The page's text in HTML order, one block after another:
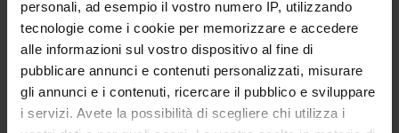
personali, ad esempio il vostro numero IP, utilizzando
tecnologie come i cookie per memorizzare e accedere
alle informazioni sul vostro dispositivo al fine di
pubblicare annunci e contenuti personalizzati, misurare
gli annunci e i contenuti, ricercare il pubblico e sviluppare
i servizi. Avete la possibilità di scegliere chi utilizza i
David Bolzonella
Professore ordinario
Giovanna Felis
Professore ordinario
Nicola Frison